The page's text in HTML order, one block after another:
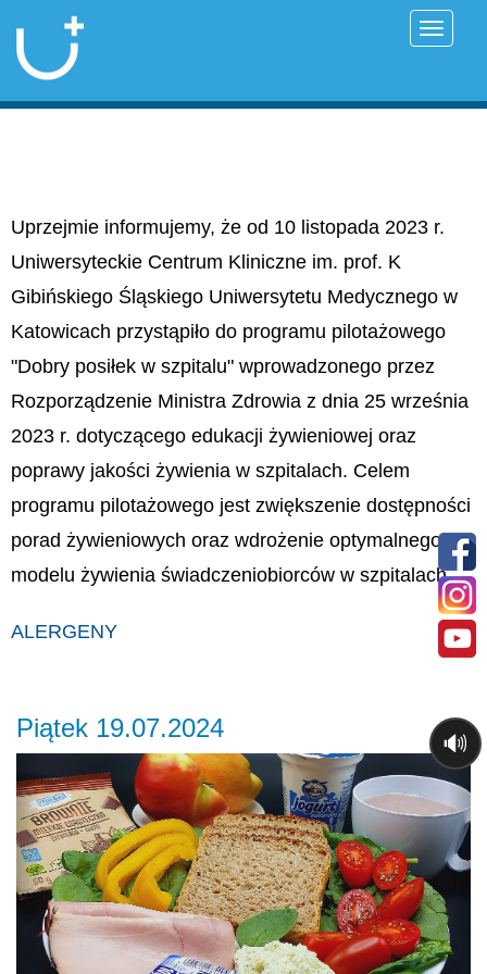
Uprzejmie informujemy, że od 10 listopada 2023 r.
Uniwersyteckie Centrum Kliniczne im. prof. K
Gibińskiego Śląskiego Uniwersytetu Medycznego w
Katowicach przystąpiło do programu pilotażowego
"Dobry posiłek w szpitalu" wprowadzonego przez
Rozporządzenie Ministra Zdrowia z dnia 25 września
2023 r. dotyczącego edukacji żywieniowej oraz
poprawy jakości żywienia w szpitalach. Celem
programu pilotażowego jest zwiększenie dostępności
porad żywieniowych oraz wdrożenie optymalnego
modelu żywienia świadczeniobiorców w szpitalach.
ALERGENY
Piątek 19.07.2024
Previous
🔊